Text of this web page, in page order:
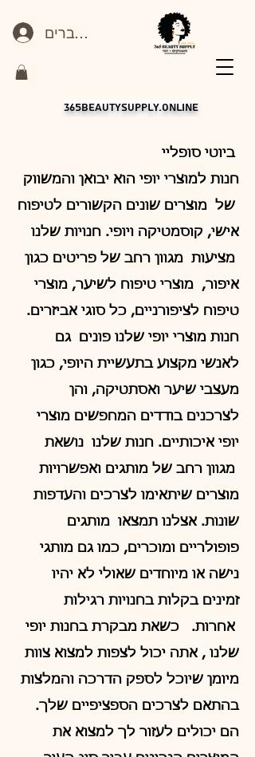
כניסה לחברים
365beautysupply.online
ביוטי סופליי
חנות למוצרי יופי הוא יבואן והמשווק
של מוצרים שונים הקשורים לטיפוח
אישי, קוסמטיקה ויופי. חנויות שלנו
מציעות מגוון רחב של פריטים כגון
איפור, מוצרי טיפוח לשיער, מוצרי
טיפוח לציפורניים, כל סוגי אביזרים.
חנות מוצרי יופי שלנו פונים גם
לאנשי מקצוע בתעשיית היופי, כגון
מעצבי שיער ואסתטיקה, והן
לצרכנים בודדים המחפשים מוצרי
יופי איכותיים. חנות שלנו נושאת
מגוון רחב של מותגים ואפשרויות
מוצרים שיתאימו לצרכים והעדפות
שונות. אצלנו תמצאו מותגים
פופולריים ומוכרים, כמו גם מותגי
נישה או מיוחדים שאולי לא יהיו
זמינים בקלות בחנויות רגילות
אחרות. כשאת מבקרת בחנות יופי
שלנו , אתה יכול לצפות למצוא צוות
מיומן שיוכל לספק הדרכה והמלצות
בהתאם לצרכים הספציפיים שלך.
הם יכולים לעזור לך למצוא את